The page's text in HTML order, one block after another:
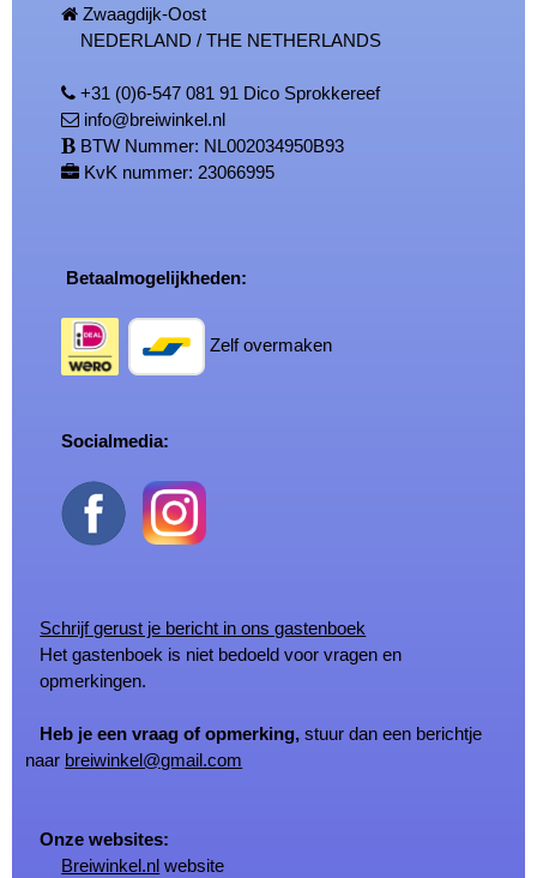
Zwaagdijk-Oost
NEDERLAND / THE NETHERLANDS
+31 (0)6-547 081 91 Dico Sprokkereef
info@breiwinkel.nl
BTW Nummer: NL002034950B93
KvK nummer: 23066995
Betaalmogelijkheden:
Zelf overmaken
Socialmedia:
Schrijf gerust je bericht in ons gastenboek
Het gastenboek is niet bedoeld voor vragen en
opmerkingen.
Heb je een vraag of opmerking, stuur dan een berichtje
naar breiwinkel@gmail.com
Onze websites:
Breiwinkel.nl website